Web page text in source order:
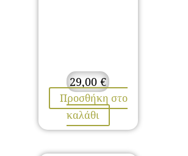
29,00€
Προσθήκη στο
καλάθι